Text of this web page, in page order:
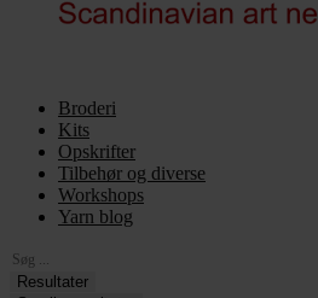
Broderi
Kits
Opskrifter
Tilbehør og diverse
Workshops
Yarn blog
Search
...Resultater